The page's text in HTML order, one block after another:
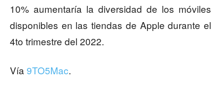
10% aumentaría la diversidad de los móviles
disponibles en las tiendas de Apple durante el
4to trimestre del 2022.
Vía 9TO5Mac.